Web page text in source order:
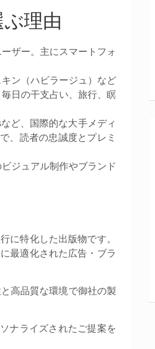
理由
ザー。主にスマートフォ
ン（ハビラージュ）など
日の干支占い、旅行、瞑
ど、国際的な大手メディ
、読者の忠誠度とプレミ
ジュアル制作やブランド
に特化した出版物です。
最適化された広告・ブラ
高品質な環境で御社の製
ナライズされたご提案を